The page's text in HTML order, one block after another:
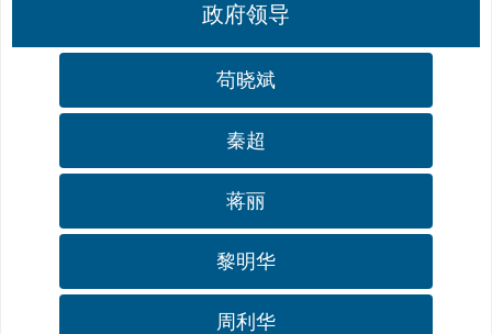
政府领导
苟晓斌
秦超
蒋丽
黎明华
周利华